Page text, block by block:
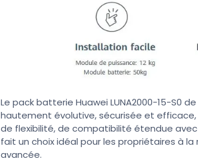
Le pack batterie Huawei LUNA2000-15-S0
hautement évolutive, sécurisée et
de flexibilité, de compatibilité étendue
fait un choix idéal pour les propriétaires à
avancée.